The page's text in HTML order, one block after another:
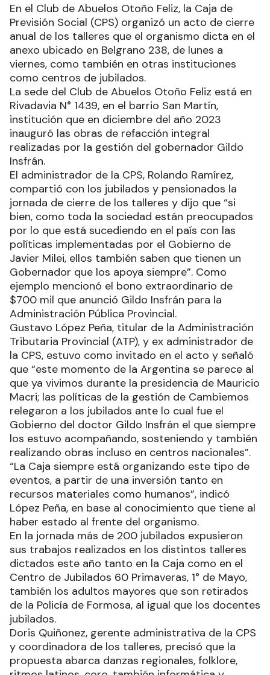
En el Club de Abuelos Otoño Feliz, la Caja de
Previsión Social (CPS) organizó un acto de cierre
anual de los talleres que el organismo dicta en el
anexo ubicado en Belgrano 238, de lunes a
viernes, como también en otras instituciones
como centros de jubilados.
La sede del Club de Abuelos Otoño Feliz está en
Rivadavia N° 1439, en el barrio San Martín,
institución que en diciembre del año 2023
inauguró las obras de refacción integral
realizadas por la gestión del gobernador Gildo
Insfrán.
El administrador de la CPS, Rolando Ramírez,
compartió con los jubilados y pensionados la
jornada de cierre de los talleres y dijo que “si
bien, como toda la sociedad están preocupados
por lo que está sucediendo en el país con las
políticas implementadas por el Gobierno de
Javier Milei, ellos también saben que tienen un
Gobernador que los apoya siempre”. Como
ejemplo mencionó el bono extraordinario de
$700 mil que anunció Gildo Insfrán para la
Administración Pública Provincial.
Gustavo López Peña, titular de la Administración
Tributaria Provincial (ATP), y ex administrador de
la CPS, estuvo como invitado en el acto y señaló
que “este momento de la Argentina se parece al
que ya vivimos durante la presidencia de Mauricio
Macri; las políticas de la gestión de Cambiemos
relegaron a los jubilados ante lo cual fue el
Gobierno del doctor Gildo Insfrán el que siempre
los estuvo acompañando, sosteniendo y también
realizando obras incluso en centros nacionales”.
“La Caja siempre está organizando este tipo de
eventos, a partir de una inversión tanto en
recursos materiales como humanos”, indicó
López Peña, en base al conocimiento que tiene al
haber estado al frente del organismo.
En la jornada más de 200 jubilados expusieron
sus trabajos realizados en los distintos talleres
dictados este año tanto en la Caja como en el
Centro de Jubilados 60 Primaveras, 1° de Mayo,
también los adultos mayores que son retirados
de la Policía de Formosa, al igual que los docentes
jubilados.
Doris Quiñonez, gerente administrativa de la CPS
y coordinadora de los talleres, precisó que la
propuesta abarca danzas regionales, folklore,